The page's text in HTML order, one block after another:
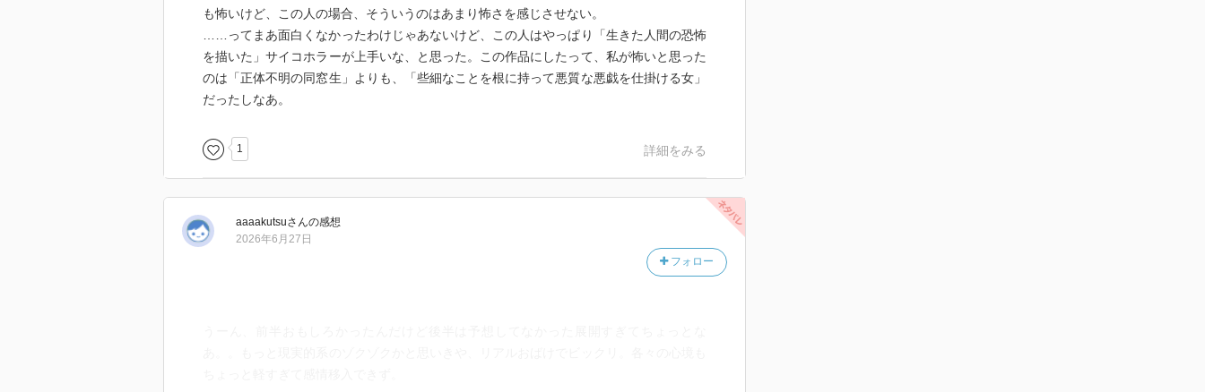
も怖いけど、この人の場合、そういうのはあまり怖さを感じさせない。
……ってまあ面白くなかったわけじゃあないけど、この人はやっぱり「生きた人間の恐怖
を描いた」サイコホラーが上手いな、と思った。この作品にしたって、私が怖いと思った
のは「正体不明の同窓生」よりも、「些細なことを根に持って悪質な悪戯を仕掛ける女」
だったしなあ。
1 詳細をみる
aaaakutsuさんの感想
フォロー
2026年6月27日